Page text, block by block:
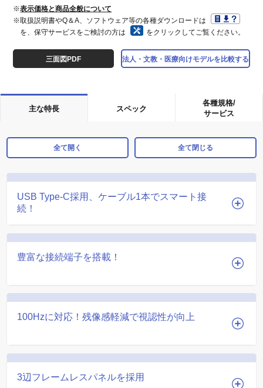
※表示価格と商品全般について
※取扱説明書やQ＆A、ソフトウェア等の各種ダウンロードは
を、保守サービスをご検討の方は
をクリックしてご覧ください。
三面図PDF 法人・文教・医療向けモデルを比較する
主な特長 スペック
各種規格/
サービス
全て開く 全て閉じる
USB Type-C採用、ケーブル1本でスマート接
続！
豊富な接続端子を搭載！
100Hzに対応！残像感軽減で視認性が向上
3辺フレームレスパネルを採用